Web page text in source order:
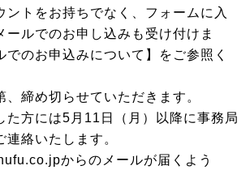
トをお持ちでなく、フォームに入
ールでのお申し込みも受け付けま
でのお申込みについて】をご参照く
、締め切らせていただきます。
た方には5月11日（月）以降に事務局
絡いたします。
からのメールが届くよう